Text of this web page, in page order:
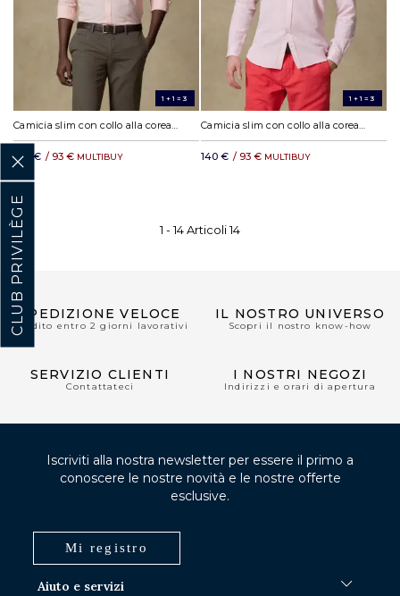
1+1=3
Camicia slim con collo alla coreana Wayne in lino arancione
140 € / 93 € MULTIBUY
1+1=3
Camicia slim con collo alla coreana Zack in lino rosa
140 € / 93 € MULTIBUY
1 -14Articoli14
SPEDIZIONE VELOCE
Spedito entro 2 giorni lavorativi
IL NOSTRO UNIVERSO
Scopri il nostro know-how
SERVIZIO CLIENTI
Contattateci
I NOSTRI NEGOZI
Indirizzi e orari di apertura
Aiuto e servizi
Iscriviti alla nostra newsletter per essere il primo a
conoscere le nostre novità e le nostre offerte
esclusive.
Mi registro
CLUB PRIVILÈGE